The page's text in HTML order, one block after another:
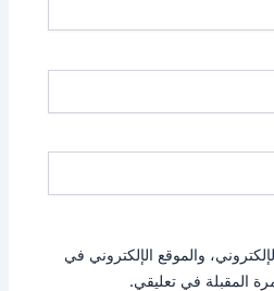
والموقع الإلكتروني في
المقبلة في تعليقي.